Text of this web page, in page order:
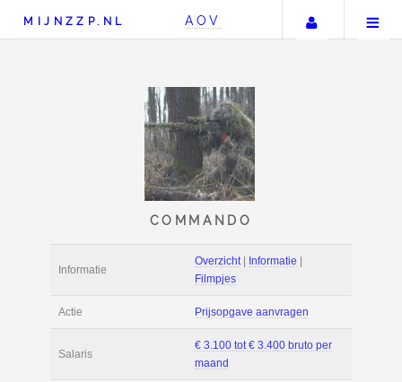
MIJNZZP.NL AOV Uw
COMMANDO